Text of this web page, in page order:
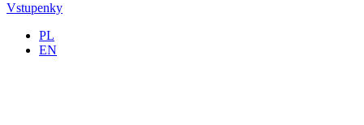
Vstupenky
PL
EN